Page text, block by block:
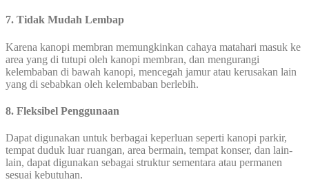
7. Tidak Mudah Lembap
Karena kanopi membran memungkinkan cahaya matahari masuk ke
area yang di tutupi oleh kanopi membran, dan mengurangi
kelembaban di bawah kanopi, mencegah jamur atau kerusakan lain
yang di sebabkan oleh kelembaban berlebih.
8. Fleksibel Penggunaan
Dapat digunakan untuk berbagai keperluan seperti kanopi parkir,
tempat duduk luar ruangan, area bermain, tempat konser, dan lain-
lain, dapat digunakan sebagai struktur sementara atau permanen
sesuai kebutuhan.